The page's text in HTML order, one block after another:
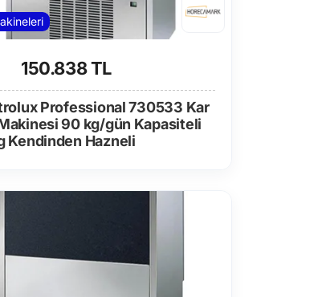
150.838 TL
Professional 730533 Kar
90 kg/gün Kapasiteli
Kendinden Hazneli